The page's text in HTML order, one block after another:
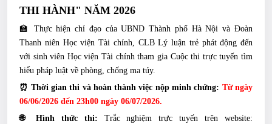
THI HÀNH" NĂM 2026
🏫 Thực hiện chỉ đạo của UBND Thành phố Hà Nội và Đoàn
Thanh niên Học viện Tài chính, CLB Lý luận trẻ phát động đến
với sinh viên Học viện Tài chính tham gia Cuộc thi trực tuyến tìm
hiểu pháp luật về phòng, chống ma túy.
⏰ Thời gian thi và hoàn thành việc nộp minh chứng: Từ ngày
06/06/2026 đến 23h00 ngày 06/07/2026.
🌐 Hình thức thi: Trắc nghiệm trực tuyến trên website: